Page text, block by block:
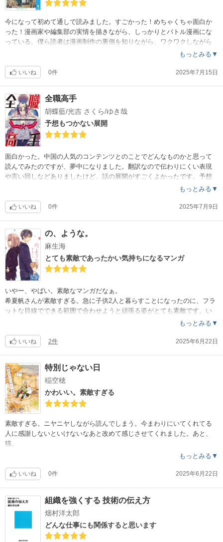
今になって初めて通しで読みました。すごかった！めちゃくちゃ面白か
った！漫画家や編集部の実情を描きながら、しっかりとバトル漫画にな
っている。僕ら読者は漫画制作の裏側を知りながら、ワクワクしながら
バトル漫画的にも楽しめるってすごい構成の漫画ですよね。そもそも主
た漫画を僕達が読んでいるという、なんというかマジシャンがタネを明
本当にキャラが魅力的。サイコーシュージンや新妻エイジはもちろん、
他のキャラも魅力的。平丸さんは卑怯すぎる、毎回笑ってしまう。あと
カヤちゃんが素敵すぎる。
もっとみる▼
いいね 0件 2025年7月15日
全職高手
胡蝶藍/光吉 さくら/ゆき哉
予想もつかない展開
面白かった。中国の人気のコンテンツとのことでどんなものかと思って
読んでみたのですが、夢中になりました。翻訳なので伝わりにくい表現
や言い回しなどありましたけど、話の展開がすごくよかったです。予想
もつかない展開がとても楽しかったです。また、中国と日本で文化が違
思うんだと知れて楽しかったです。しかし中国のweb小説が日本で出版っ
がいいかもしれません。
もっとみる▼
いいね 0件 2025年7月9日
の、ような。
麻生海
とても素敵であったかい気持ちになるマンガ
いやー、やばい。素敵なマンガだなぁ。
希夏帆さんが素敵すぎる。急に子供2人と暮らすことになったのに、フラ
ットな目線でできる範囲で合わせようと頑張る姿がとても素敵です。い
ろいろ言われる愁人さんも優しくて包容力があって素敵だと思います。
と素直に思います。
もっとみる▼
いいね 2件 2025年6月22日
特別じゃない日
稲空穂
かわいい。素敵すぎる
素敵すぎる。ニヤニヤしながら読んでしまう。今まわりにいてくれてる
人に感謝しないといけないなあと改めて感じさせてくれました。あと、
猫。
もっとみる▼
いいね 0件 2025年6月22日
組織を強くする 技術の伝え方
畑村洋太郎
どんな仕事にも関係すると思います